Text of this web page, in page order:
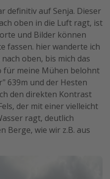
definitiv auf Senja. Dieser
oben in die Luft ragt, ist
und Bilder können
fassen. hier wanderte ich
oben, bis mich das
für meine Mühen belohnt
639m und der Hesten
den direkten Kontrast
der mit einer vielleicht
ragt, deutlich
Berge, wie wir z.B. aus